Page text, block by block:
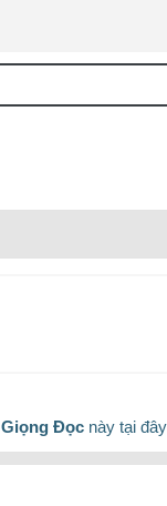
Giọng Đọc này tại